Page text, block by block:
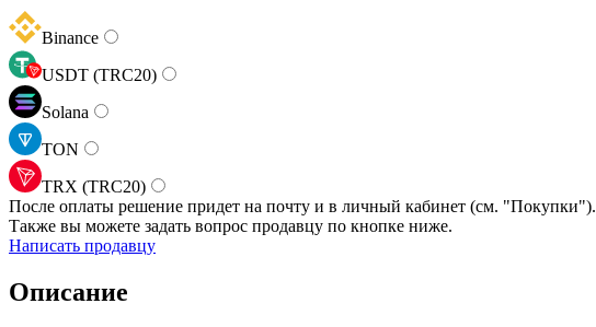
Binance
USDT (TRC20)
Solana
TON
TRX (TRC20)
После оплаты решение придет на почту и в личный кабинет (см. "Покупки").
Также вы можете задать вопрос продавцу по кнопке ниже.
Написать продавцу
Описание